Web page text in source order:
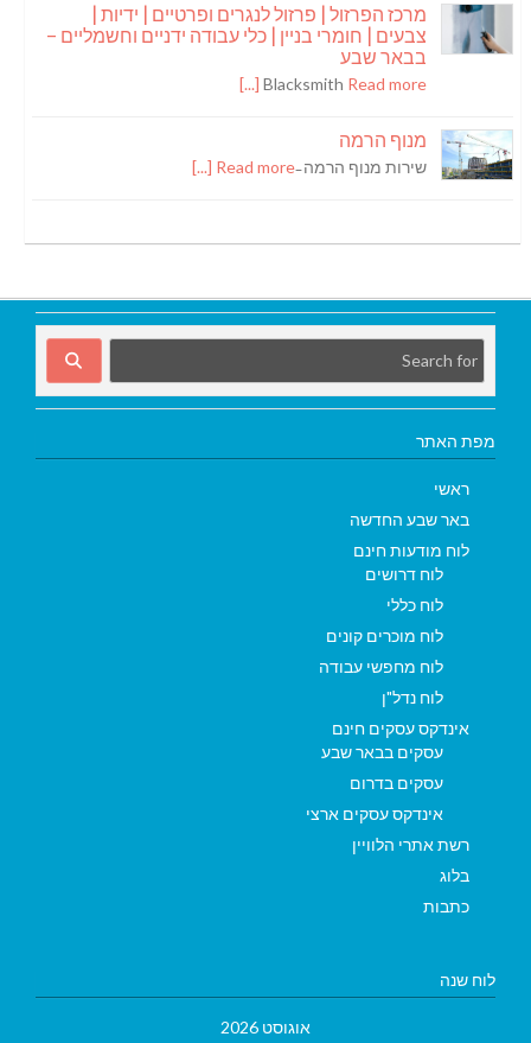
מרכז הפרזול | פרזול לנגרים ופרטיים | ידיות |
צבעים | חומרי בניין | כלי עבודה ידניים וחשמליים –
בבאר שבע
Blacksmith Read more [...]
מנוף הרמה
שירות מנוף הרמה ̵Read more [...]
מפת האתר
ראשי
באר שבע החדשה
לוח מודעות חינם
לוח דרושים
לוח כללי
לוח מוכרים קונים
לוח מחפשי עבודה
לוח נדל"ן
אינדקס עסקים חינם
עסקים בבאר שבע
עסקים בדרום
אינדקס עסקים ארצי
רשת אתרי הלוויין
בלוג
כתבות
לוח שנה
אוגוסט 2026